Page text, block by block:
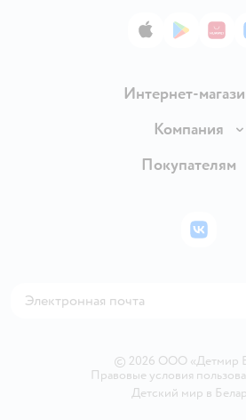
App StoreGoogle
Интернет-
Доставка и оплата
Правила продажи
Политика использования
Компания
Вакансии
Покупателям
Бонусные карты
© 2026 ООО «Детмир
Правовые условия
Детский мир в